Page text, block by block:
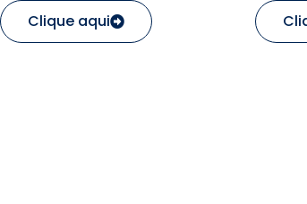
Clique aqui